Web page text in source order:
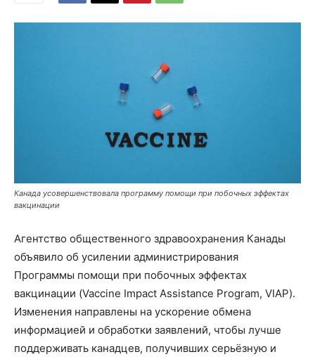
Канада усовершенствовала программу помощи при побочных эффектах
вакцинации
Агентство общественного здравоохранения Канады
объявило об усилении администрирования
Программы помощи при побочных эффектах
вакцинации (Vaccine Impact Assistance Program, VIAP).
Изменения направлены на ускорение обмена
информацией и обработки заявлений, чтобы лучше
поддерживать канадцев, получивших серьёзную и